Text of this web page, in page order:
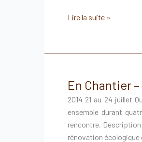
En
Lire la suite »
En Chantier
2014 21 au 24 juillet
ensemble durant
rencontre.
rénovation écologique